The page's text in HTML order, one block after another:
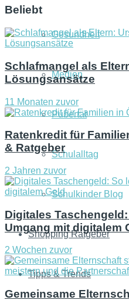
Gesundheit
Medien
Pubertät
Schulalltag
Schulkinder Blog
Shopping Ratgeber
Tipps & Trends
Beliebt
Schlafmangel als
Lösungsansätze
11 Monaten zuvor
Ratenkredit für
& Ratgeber
2 Jahren zuvor
Digitales
Umgang mit digitalem
2 Wochen zuvor
Gemeinsame